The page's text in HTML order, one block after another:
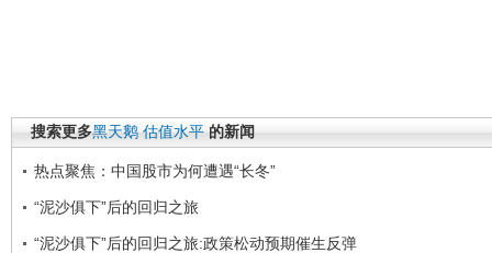
搜索更多黑天鹅 估值水平 的新闻
热点聚焦：中国股市为何遭遇“长冬”
“泥沙俱下”后的回归之旅
“泥沙俱下”后的回归之旅:政策松动预期催生反弹